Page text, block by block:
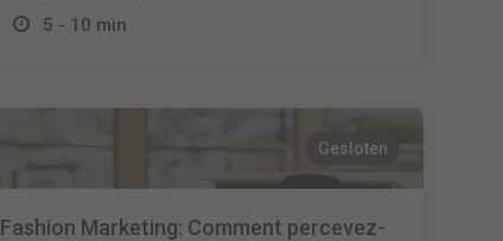
5 - 10 min
Gesloten
Fashion Marketing: Comment percevez-